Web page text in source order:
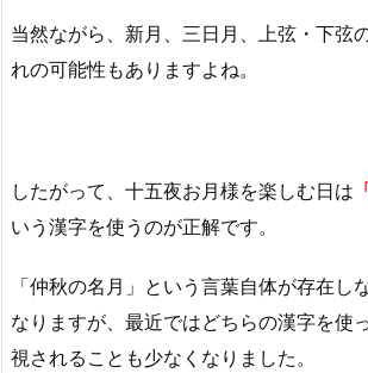
当然ながら、新月、三日月、上弦・下弦
れの可能性もありますよね。
したがって、十五夜お月様を楽しむ日は
いう漢字を使うのが正解です。
「仲秋の名月」という言葉自体が存在し
なりますが、最近ではどちらの漢字を使
視されることも少なくなりました。